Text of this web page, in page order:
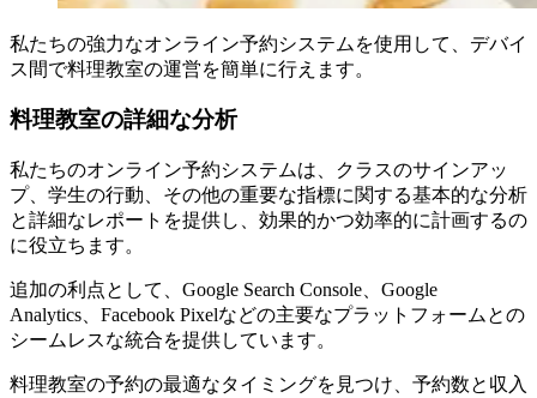
私たちの強力なオンライン予約システムを使用して、デバイ
ス間で料理教室の運営を簡単に行えます。
料理教室の詳細な分析
私たちのオンライン予約システムは、クラスのサインアッ
プ、学生の行動、その他の重要な指標に関する基本的な分析
と詳細なレポートを提供し、効果的かつ効率的に計画するの
に役立ちます。
追加の利点として、Google Search Console、Google
Analytics、Facebook Pixelなどの主要なプラットフォームとの
シームレスな統合を提供しています。
料理教室の予約の最適なタイミングを見つけ、予約数と収入